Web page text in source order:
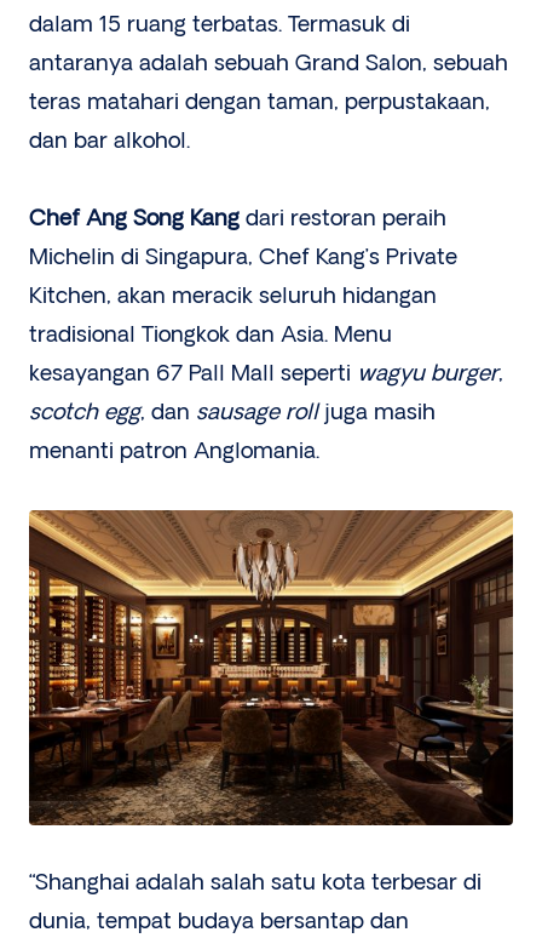
dalam 15 ruang terbatas. Termasuk di
antaranya adalah sebuah Grand Salon, sebuah
teras matahari dengan taman, perpustakaan,
dan bar alkohol.
Chef Ang Song Kang dari restoran peraih
Michelin di Singapura, Chef Kang’s Private
Kitchen, akan meracik seluruh hidangan
tradisional Tiongkok dan Asia. Menu
kesayangan 67 Pall Mall seperti wagyu burger,
scotch egg, dan sausage rolljuga masih
menanti patron Anglomania.
“Shanghai adalah salah satu kota terbesar di
dunia, tempat budaya bersantap dan